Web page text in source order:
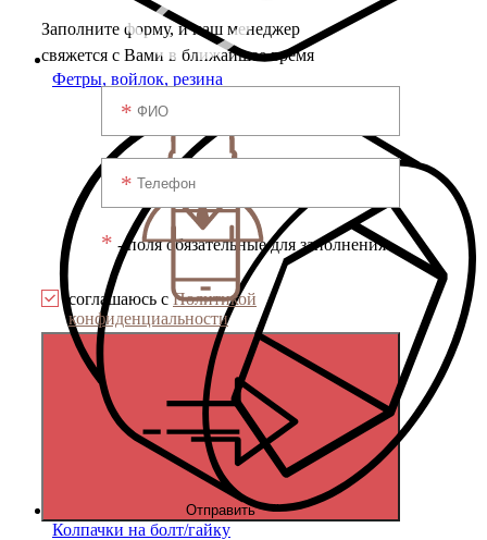
Фетры, войлок, резина
Колпачки на болт/гайку
Заполните форму, и наш менеджер
свяжется с Вами в ближайшее время
* - поля обязательные для заполнения
соглашаюсь сПолитикой
конфиденциальности
Отправить